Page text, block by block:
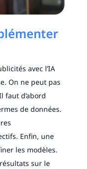
avec l’IA
On ne peut pas
faut d’abord
de données.
Enfin, une
les modèles.
sur le